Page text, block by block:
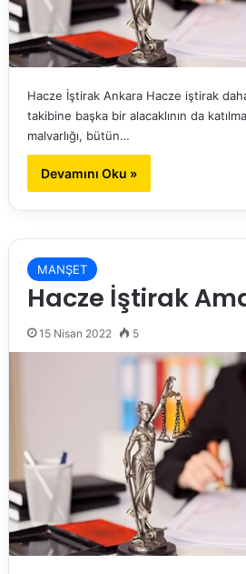
Hacze İştirak Ankara Hacze iştirak
takibine başka bir alacaklının da
malvarlığı, bütün…
Devamını Oku »
MANŞET
Hacze İştirak
15 Nisan 2022 5